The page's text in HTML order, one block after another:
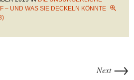
– UND WAS SIE DECKELN KÖNNTE
Next →